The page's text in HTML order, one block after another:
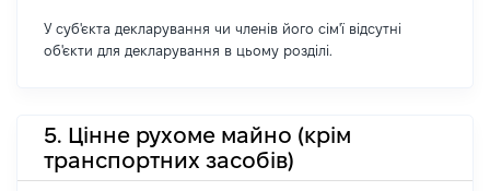
У суб'єкта декларування чи членів його сім'ї відсутні
об'єкти для декларування в цьому розділі.
5. Цінне рухоме майно (крім
транспортних засобів)